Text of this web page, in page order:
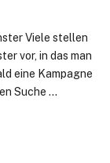
Viele stellen
vor, in das man
eine Kampagne
Suche ...